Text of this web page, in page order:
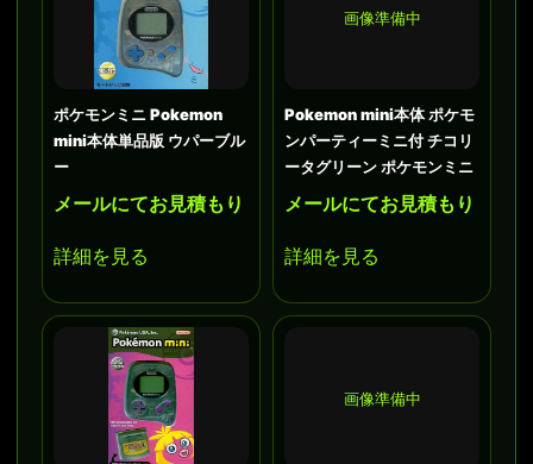
ポケモンミニ Pokemon
mini本体単品版 ウパーブル
ー
メールにてお見積もり
詳細を見る
画像準備中
Pokemon mini本体 ポケモ
ンパーティーミニ付 チコリ
ータグリーン ポケモンミニ
メールにてお見積もり
詳細を見る
画像準備中